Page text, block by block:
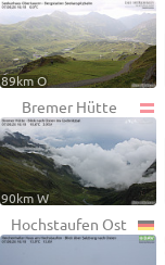
89km O
Bremer Hütte
90km W
Hochstaufen Ost